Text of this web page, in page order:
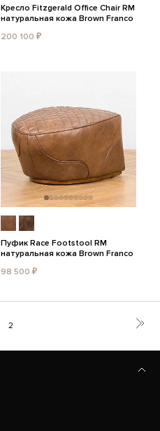
Кресло Fitzgerald Office Chair RM
натуральная кожа Brown Franco
200 100 ₽
Пуфик Race Footstool RM
натуральная кожа Brown Franco
98 500 ₽
2